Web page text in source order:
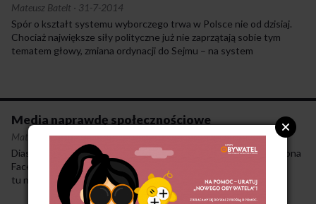
Mateusz Batelt · 31-7-2014
Spór o kształt systemu wyborczego trwa w Polsce nie od dzisiaj.
Chociaż największe siły polityczne już nie zaprzątają sobie tym
tematem głowy, zmiana ordynacji do Sejmu – na system
Media naprawdę społecznościowe
Mateusz Batelt·11-4-2013
Diaspora to krok w dobrym kierunku. Nawet jeśli to nie ona pokona
Facebooka i jemu podobnych, jej rola jako prekursora jest
tu nie do przecenienia. Rozproszona, demokratyczna struktura
to konieczny kierunek rozwoju mediów. W przeciwnym razie